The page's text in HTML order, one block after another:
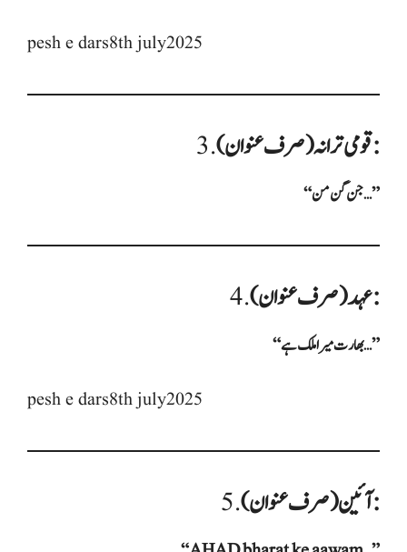
pesh e dars8th july2025
3. قومی ترانہ (صرف عنوان):
“جن گن من…”
4. عہد (صرف عنوان):
“بھارت میرا ملک ہے…”
pesh e dars8th july2025
5. آئین (صرف عنوان):